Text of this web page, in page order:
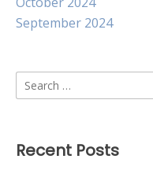
September 2024
Search
for:
Recent Posts